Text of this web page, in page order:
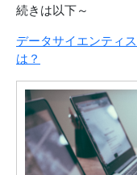
続きは以下～
データサイエンティ
は？